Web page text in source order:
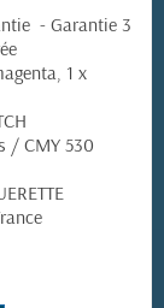
- Garantie 3
1 x
/ CMY 530